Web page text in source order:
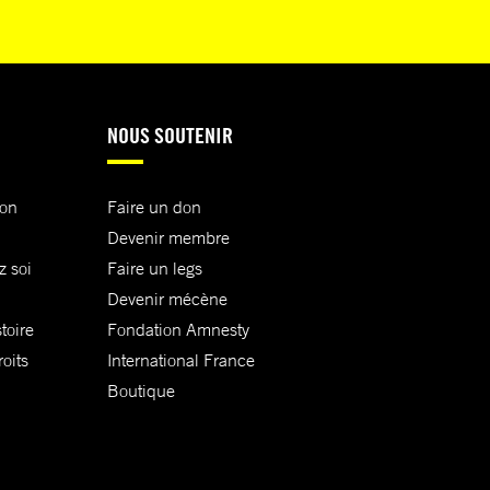
soi
NOUS SOUTENIR
Faire un don
Devenir membre
Faire un legs
Devenir mécène
Fondation Amnesty
International France
Boutique